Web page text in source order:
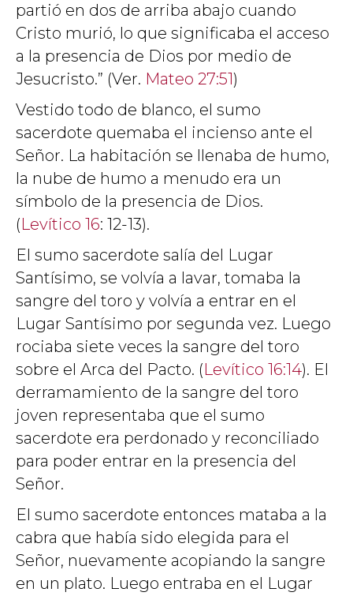
partió en dos de arriba abajo cuando
Cristo murió, lo que significaba el acceso
a la presencia de Dios por medio de
Jesucristo.” (Ver. Mateo 27:51)
Vestido todo de blanco, el sumo
sacerdote quemaba el incienso ante el
Señor. La habitación se llenaba de humo,
la nube de humo a menudo era un
símbolo de la presencia de Dios.
(Levítico 16: 12-13).
El sumo sacerdote salía del Lugar
Santísimo, se volvía a lavar, tomaba la
sangre del toro y volvía a entrar en el
Lugar Santísimo por segunda vez. Luego
rociaba siete veces la sangre del toro
sobre el Arca del Pacto. (Levítico 16:14). El
derramamiento de la sangre del toro
joven representaba que el sumo
sacerdote era perdonado y reconciliado
para poder entrar en la presencia del
Señor.
El sumo sacerdote entonces mataba a la
cabra que había sido elegida para el
Señor, nuevamente acopiando la sangre
en un plato. Luego entraba en el Lugar